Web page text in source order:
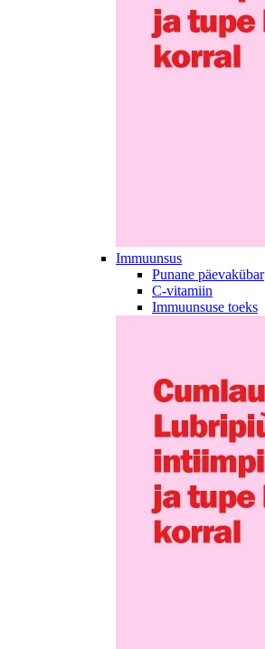
Immuunsus
Punane päevakübar
C-vitamiin
Immuunsuse toeks